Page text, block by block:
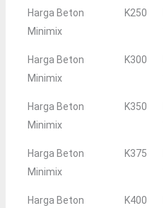
Harga Beton
Minimix
K250
Harga Beton
Minimix
K300
Harga Beton
Minimix
K350
Harga Beton
Minimix
K375
Harga Beton
K400